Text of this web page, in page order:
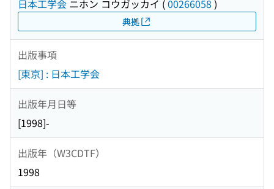
日本工学会 ニホン コウガッカイ (00266058 )
典拠
出版事項
[東京] : 日本工学会
出版年月日等
[1998]-
出版年（W3CDTF）
1998